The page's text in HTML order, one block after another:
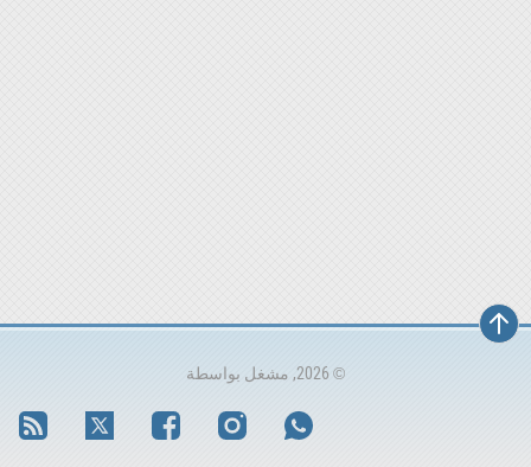
© 2026, مشغل بواسطة